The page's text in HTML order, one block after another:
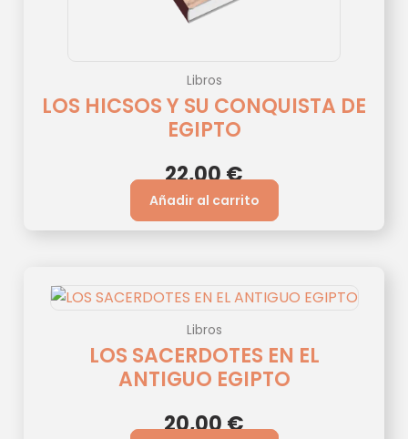
Libros
LOS HICSOS Y SU CONQUISTA DE
EGIPTO
22,00€
Añadir al carrito
Libros
LOS SACERDOTES EN EL
ANTIGUO EGIPTO
20,00€